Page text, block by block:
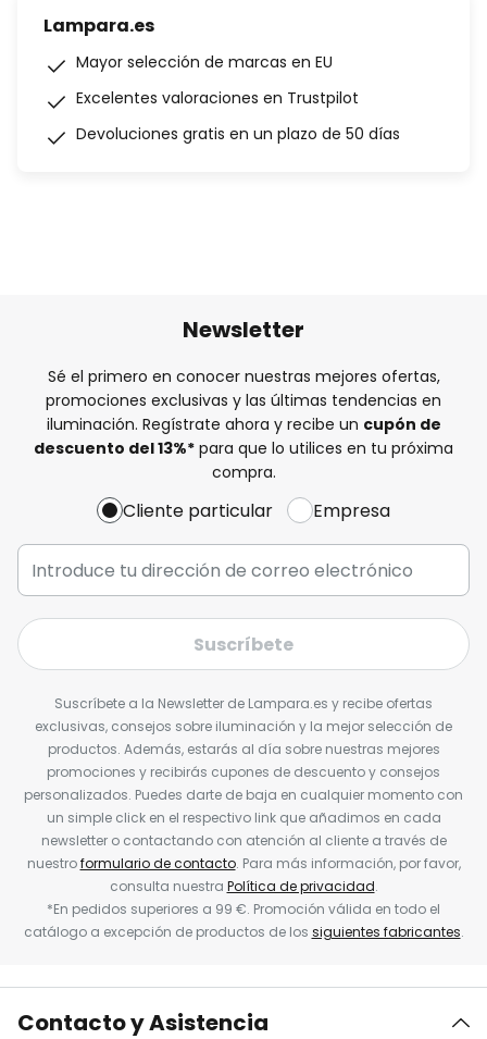
Lampara.es
Mayor selección de marcas en EU
Excelentes valoraciones en Trustpilot
Devoluciones gratis en un plazo de 50 días
Newsletter
Sé el primero en conocer nuestras mejores ofertas,
promociones exclusivas y las últimas tendencias en
iluminación. Regístrate ahora y recibe un cupón de
descuento del13%* para que lo utilices en tu próxima
compra.
Cliente particular Empresa
Suscríbete
Suscríbete a la Newsletter de Lampara.es y recibe ofertas
exclusivas, consejos sobre iluminación y la mejor selección de
productos. Además, estarás al día sobre nuestras mejores
promociones y recibirás cupones de descuento y consejos
personalizados. Puedes darte de baja en cualquier momento con
un simple click en el respectivo link que añadimos en cada
newsletter o contactando con atención al cliente a través de
nuestroformulario de contacto. Para más información, por favor,
consulta nuestra Política de privacidad.
*En pedidos superiores a 99 €. Promoción válida en todo el
catálogo a excepción de productos de los siguientes fabricantes.
Contacto y Asistencia